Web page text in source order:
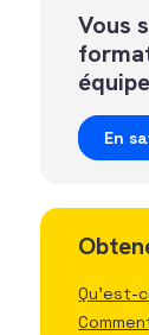
Vous
En
Qu'est-